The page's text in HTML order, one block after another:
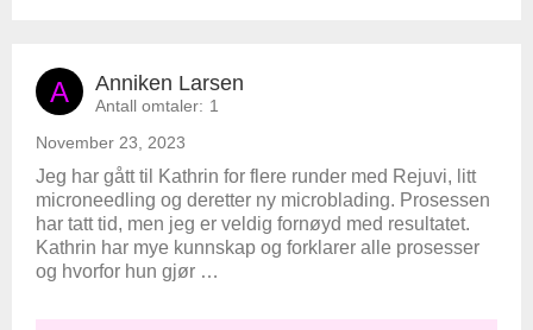
A Anniken Larsen
Antall omtaler: 1
November 23, 2023
Jeg har gått til Kathrin for flere runder med Rejuvi, litt
microneedling og deretter ny microblading. Prosessen
har tatt tid, men jeg er veldig fornøyd med resultatet.
Kathrin har mye kunnskap og forklarer alle prosesser
og hvorfor hun gjør …